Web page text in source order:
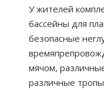
У жителей
бассейны для
безопасные
мячом,
различные